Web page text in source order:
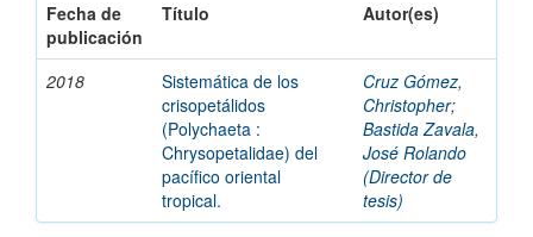
Fecha de
publicación
Título Autor(es)
2018
Sistemática de los
crisopetálidos
(Polychaeta :
Chrysopetalidae) del
pacífico oriental
tropical.
Cruz Gómez,
Christopher;
Bastida Zavala,
José Rolando
(Director de
tesis)